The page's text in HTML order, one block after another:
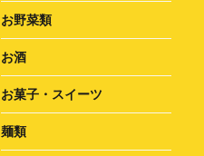
お野菜類
お酒
お菓子・スイーツ
麺類